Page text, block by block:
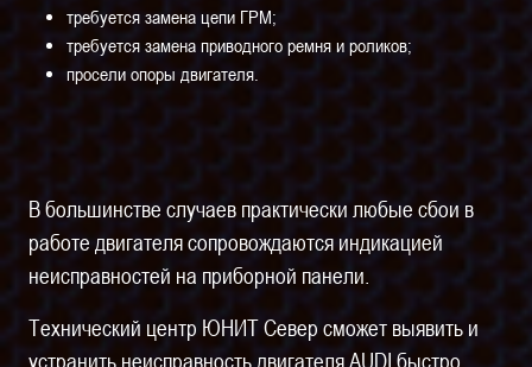
требуется замена цепи ГРМ;
требуется замена приводного ремня и роликов;
просели опоры двигателя.
В большинстве случаев практически любые сбои в
работе двигателя сопровождаются индикацией
неисправностей на приборной панели.
Технический центр ЮНИТ Север сможет выявить и
устранить неисправность двигателя AUDI быстро,